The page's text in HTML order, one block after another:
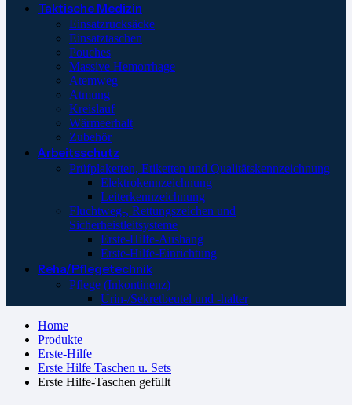
Taktische Medizin
Einsatzrucksäcke
Einsatztaschen
Pouches
Massive Hemorrhage
Atemweg
Atmung
Kreislauf
Wärmeerhalt
Zubehör
Arbeitsschutz
Prüfplaketten, Etiketten und Qualitätskennzeichnung
Elektrokennzeichnung
Leiterkennzeichnung
Fluchtweg-, Rettungszeichen und
Sicherheistleitsysteme
Erste-Hilfe-Aushang
Erste-Hilfe-Einrichtung
Reha/Pflegetechnik
Pflege (Inkontinenz)
Urin-/Sekretbeutel und -halter
Home
Produkte
Erste-Hilfe
Erste Hilfe Taschen u. Sets
Erste Hilfe-Taschen gefüllt